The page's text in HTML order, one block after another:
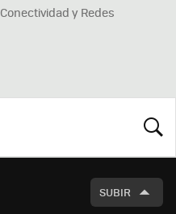
Conectividad y Redes
SUBIR